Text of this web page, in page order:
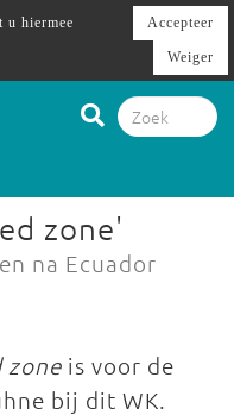
zone'
na Ecuador
zone is voor de
bij dit WK.
u hiermee
Accepteer
Weiger